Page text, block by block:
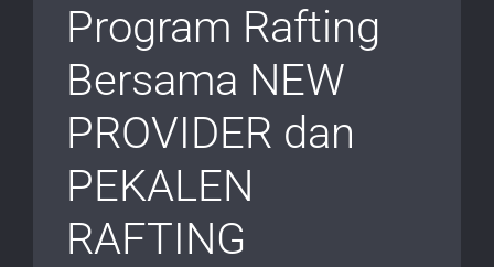
Program Rafting
Bersama NEW
PROVIDER dan
PEKALEN
RAFTING